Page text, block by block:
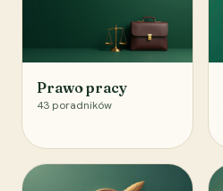
Prawo pracy
43 poradników